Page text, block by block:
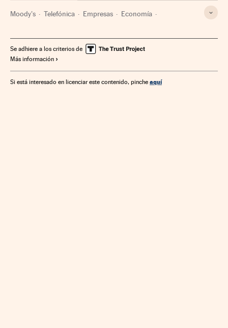
Moody's Telefónica Empresas Economía
Se adhiere a los criterios de
Más información
Si está interesado en licenciar este contenido, pinche aquí